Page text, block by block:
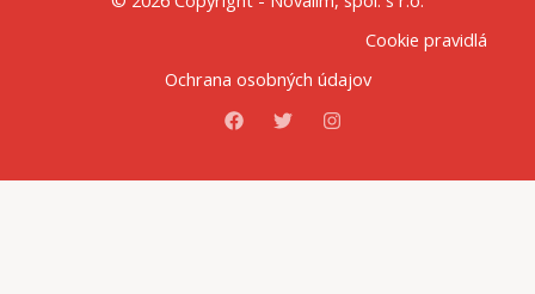
Cookie pravidlá
Ochrana osobných údajov